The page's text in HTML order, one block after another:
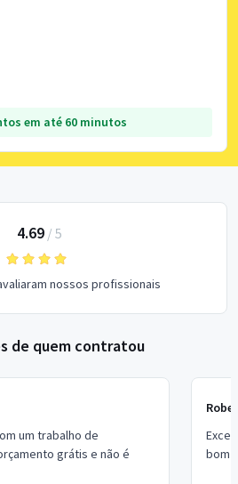
em até 60 minutos
4.69/ 5
nossos profissionais
de quem contratou
um trabalho de
grátis e não é
bom